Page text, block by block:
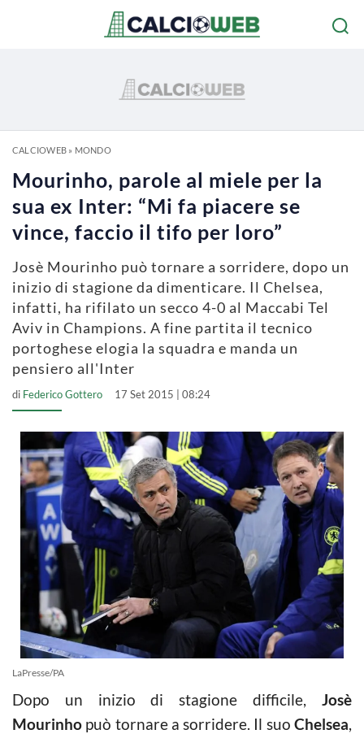
CALCIOWEB» MONDO
Mourinho, parole al miele per la
sua ex Inter: “Mi fa piacere se
vince, faccio il tifo per loro”
Josè Mourinho può tornare a sorridere, dopo un
inizio di stagione da dimenticare. Il Chelsea,
infatti, ha rifilato un secco 4-0 al Maccabi Tel
Aviv in Champions. A fine partita il tecnico
portoghese elogia la squadra e manda un
pensiero all'Inter
di Federico Gottero 17 Set 2015 | 08:24
LaPresse/PA
Dopo un inizio di stagione difficile, Josè
Mourinho può tornare a sorridere. Il suo Chelsea,